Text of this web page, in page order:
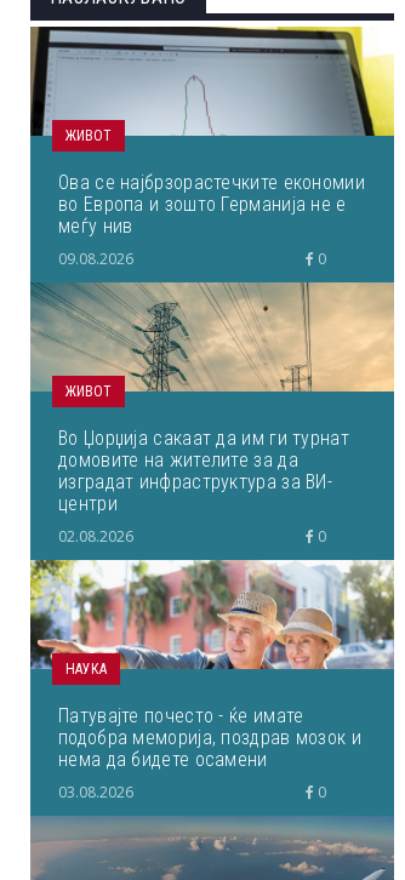
ЖИВОТ
Ова се најбрзорастечките економии
во Европа и зошто Германија не е
меѓу нив
09.08.2026 0
ЖИВОТ
Во Џорџија сакаат да им ги турнат
домовите на жителите за да
изградат инфраструктура за ВИ-
центри
02.08.2026 0
НАУКА
Патувајте почесто - ќе имате
подобра меморија, поздрав мозок и
нема да бидете осамени
03.08.2026 0